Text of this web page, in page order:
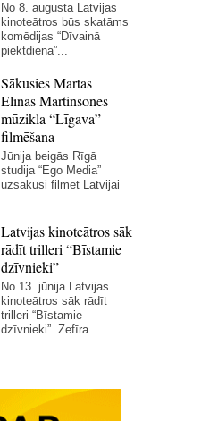
No 8. augusta Latvijas
kinoteātros būs skatāms
komēdijas “Dīvainā
piektdiena”...
Sākusies Martas
Elīnas Martinsones
mūzikla “Līgava”
filmēšana
Jūnija beigās Rīgā
studija “Ego Media”
uzsākusi filmēt Latvijai
Latvijas kinoteātros sāk
rādīt trilleri “Bīstamie
dzīvnieki”
No 13. jūnija Latvijas
kinoteātros sāk rādīt
trilleri “Bīstamie
dzīvnieki”. Zefīra...